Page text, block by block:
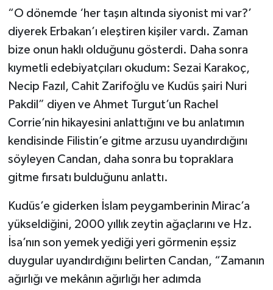
“O dönemde ‘her taşın altında siyonist mi var?’
diyerek Erbakan’ı eleştiren kişiler vardı. Zaman
bize onun haklı olduğunu gösterdi. Daha sonra
kıymetli edebiyatçıları okudum: Sezai Karakoç,
Necip Fazıl, Cahit Zarifoğlu ve Kudüs şairi Nuri
Pakdil” diyen ve Ahmet Turgut’un Rachel
Corrie’nin hikayesini anlattığını ve bu anlatımın
kendisinde Filistin’e gitme arzusu uyandırdığını
söyleyen Candan, daha sonra bu topraklara
gitme fırsatı bulduğunu anlattı.
Kudüs’e giderken İslam peygamberinin Mirac’a
yükseldiğini, 2000 yıllık zeytin ağaçlarını ve Hz.
İsa’nın son yemek yediği yeri görmenin eşsiz
duygular uyandırdığını belirten Candan, “Zamanın
ağırlığı ve mekânın ağırlığı her adımda